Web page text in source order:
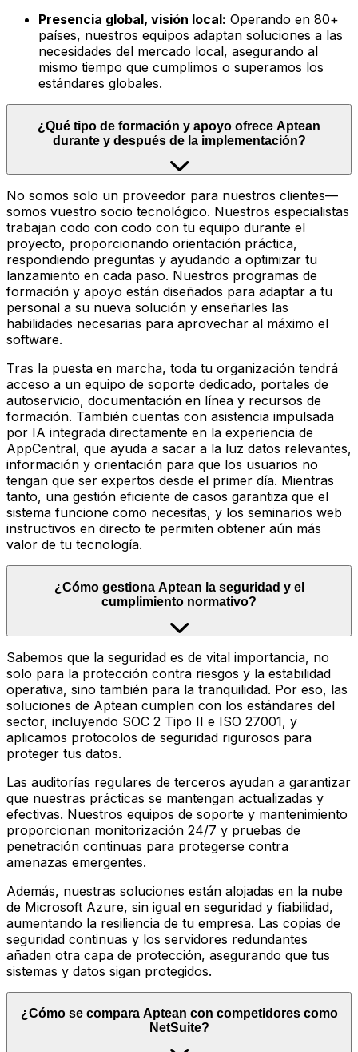
Presencia global, visión local: Operando en 80+
países, nuestros equipos adaptan soluciones a las
necesidades del mercado local, asegurando al
mismo tiempo que cumplimos o superamos los
estándares globales.
¿Qué tipo de formación y apoyo ofrece Aptean
durante y después de la implementación?
No somos solo un proveedor para nuestros clientes—
somos vuestro socio tecnológico. Nuestros especialistas
trabajan codo con codo con tu equipo durante el
proyecto, proporcionando orientación práctica,
respondiendo preguntas y ayudando a optimizar tu
lanzamiento en cada paso. Nuestros programas de
formación y apoyo están diseñados para adaptar a tu
personal a su nueva solución y enseñarles las
habilidades necesarias para aprovechar al máximo el
software.
Tras la puesta en marcha, toda tu organización tendrá
acceso a un equipo de soporte dedicado, portales de
autoservicio, documentación en línea y recursos de
formación. También cuentas con asistencia impulsada
por IA integrada directamente en la experiencia de
AppCentral, que ayuda a sacar a la luz datos relevantes,
información y orientación para que los usuarios no
tengan que ser expertos desde el primer día. Mientras
tanto, una gestión eficiente de casos garantiza que el
sistema funcione como necesitas, y los seminarios web
instructivos en directo te permiten obtener aún más
valor de tu tecnología.
¿Cómo gestiona Aptean la seguridad y el
cumplimiento normativo?
Sabemos que la seguridad es de vital importancia, no
solo para la protección contra riesgos y la estabilidad
operativa, sino también para la tranquilidad. Por eso, las
soluciones de Aptean cumplen con los estándares del
sector, incluyendo SOC 2 Tipo II e ISO 27001, y
aplicamos protocolos de seguridad rigurosos para
proteger tus datos.
Las auditorías regulares de terceros ayudan a garantizar
que nuestras prácticas se mantengan actualizadas y
efectivas. Nuestros equipos de soporte y mantenimiento
proporcionan monitorización 24/7 y pruebas de
penetración continuas para protegerse contra
amenazas emergentes.
Además, nuestras soluciones están alojadas en la nube
de Microsoft Azure, sin igual en seguridad y fiabilidad,
aumentando la resiliencia de tu empresa. Las copias de
seguridad continuas y los servidores redundantes
añaden otra capa de protección, asegurando que tus
sistemas y datos sigan protegidos.
¿Cómo se compara Aptean con competidores como
NetSuite?